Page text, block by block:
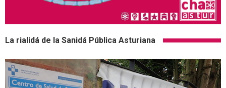
La rialidá de la Sanidá Pública Asturiana